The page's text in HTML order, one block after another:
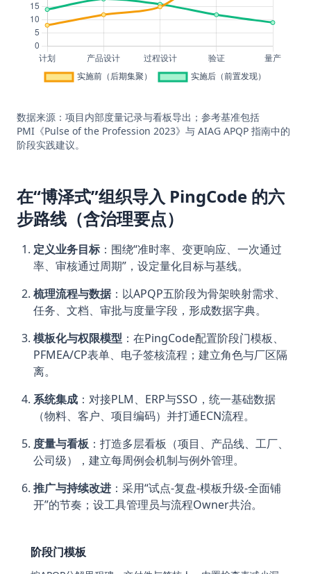
数据来源：项目内部度量记录与看板导出；参考基准包括
PMI《Pulse of the Profession 2023》与 AIAG APQP 指南中的
阶段实践建议。
在“博泽式”组织导入 PingCode 的六
步路线（含治理要点）
定义业务目标：围绕“准时率、变更响应、一次通过
率、审核通过周期”，设定量化目标与基线。
梳理流程与数据：以APQP五阶段为骨架映射需求、
任务、文档、审批与度量字段，形成数据字典。
模板化与权限模型 ：在PingCode配置阶段门模板、
PFMEA/CP表单、电子签核流程；建立角色与厂区隔
离。
系统集成 ：对接PLM、ERP与SSO，统一基础数据
（物料、客户、项目编码）并打通ECN流程。
度量与看板 ：打造多层看板（项目、产品线、工厂、
公司级），建立每周例会机制与例外管理。
推广与持续改进 ：采用“试点-复盘-模板升级-全面铺
开”的节奏；设工具管理员与流程Owner共治。
阶段门模板